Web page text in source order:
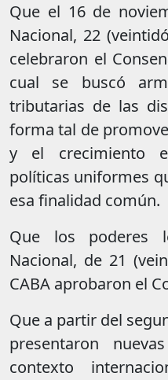
Que el 16 de
Nacional, 22
celebraron el
cual se buscó
tributarias de las
forma tal de
y el crecimiento
políticas uniformes
esa finalidad común.
Que los poderes
Nacional, de 21
CABA aprobaron el
Que a partir del
presentaron
contexto